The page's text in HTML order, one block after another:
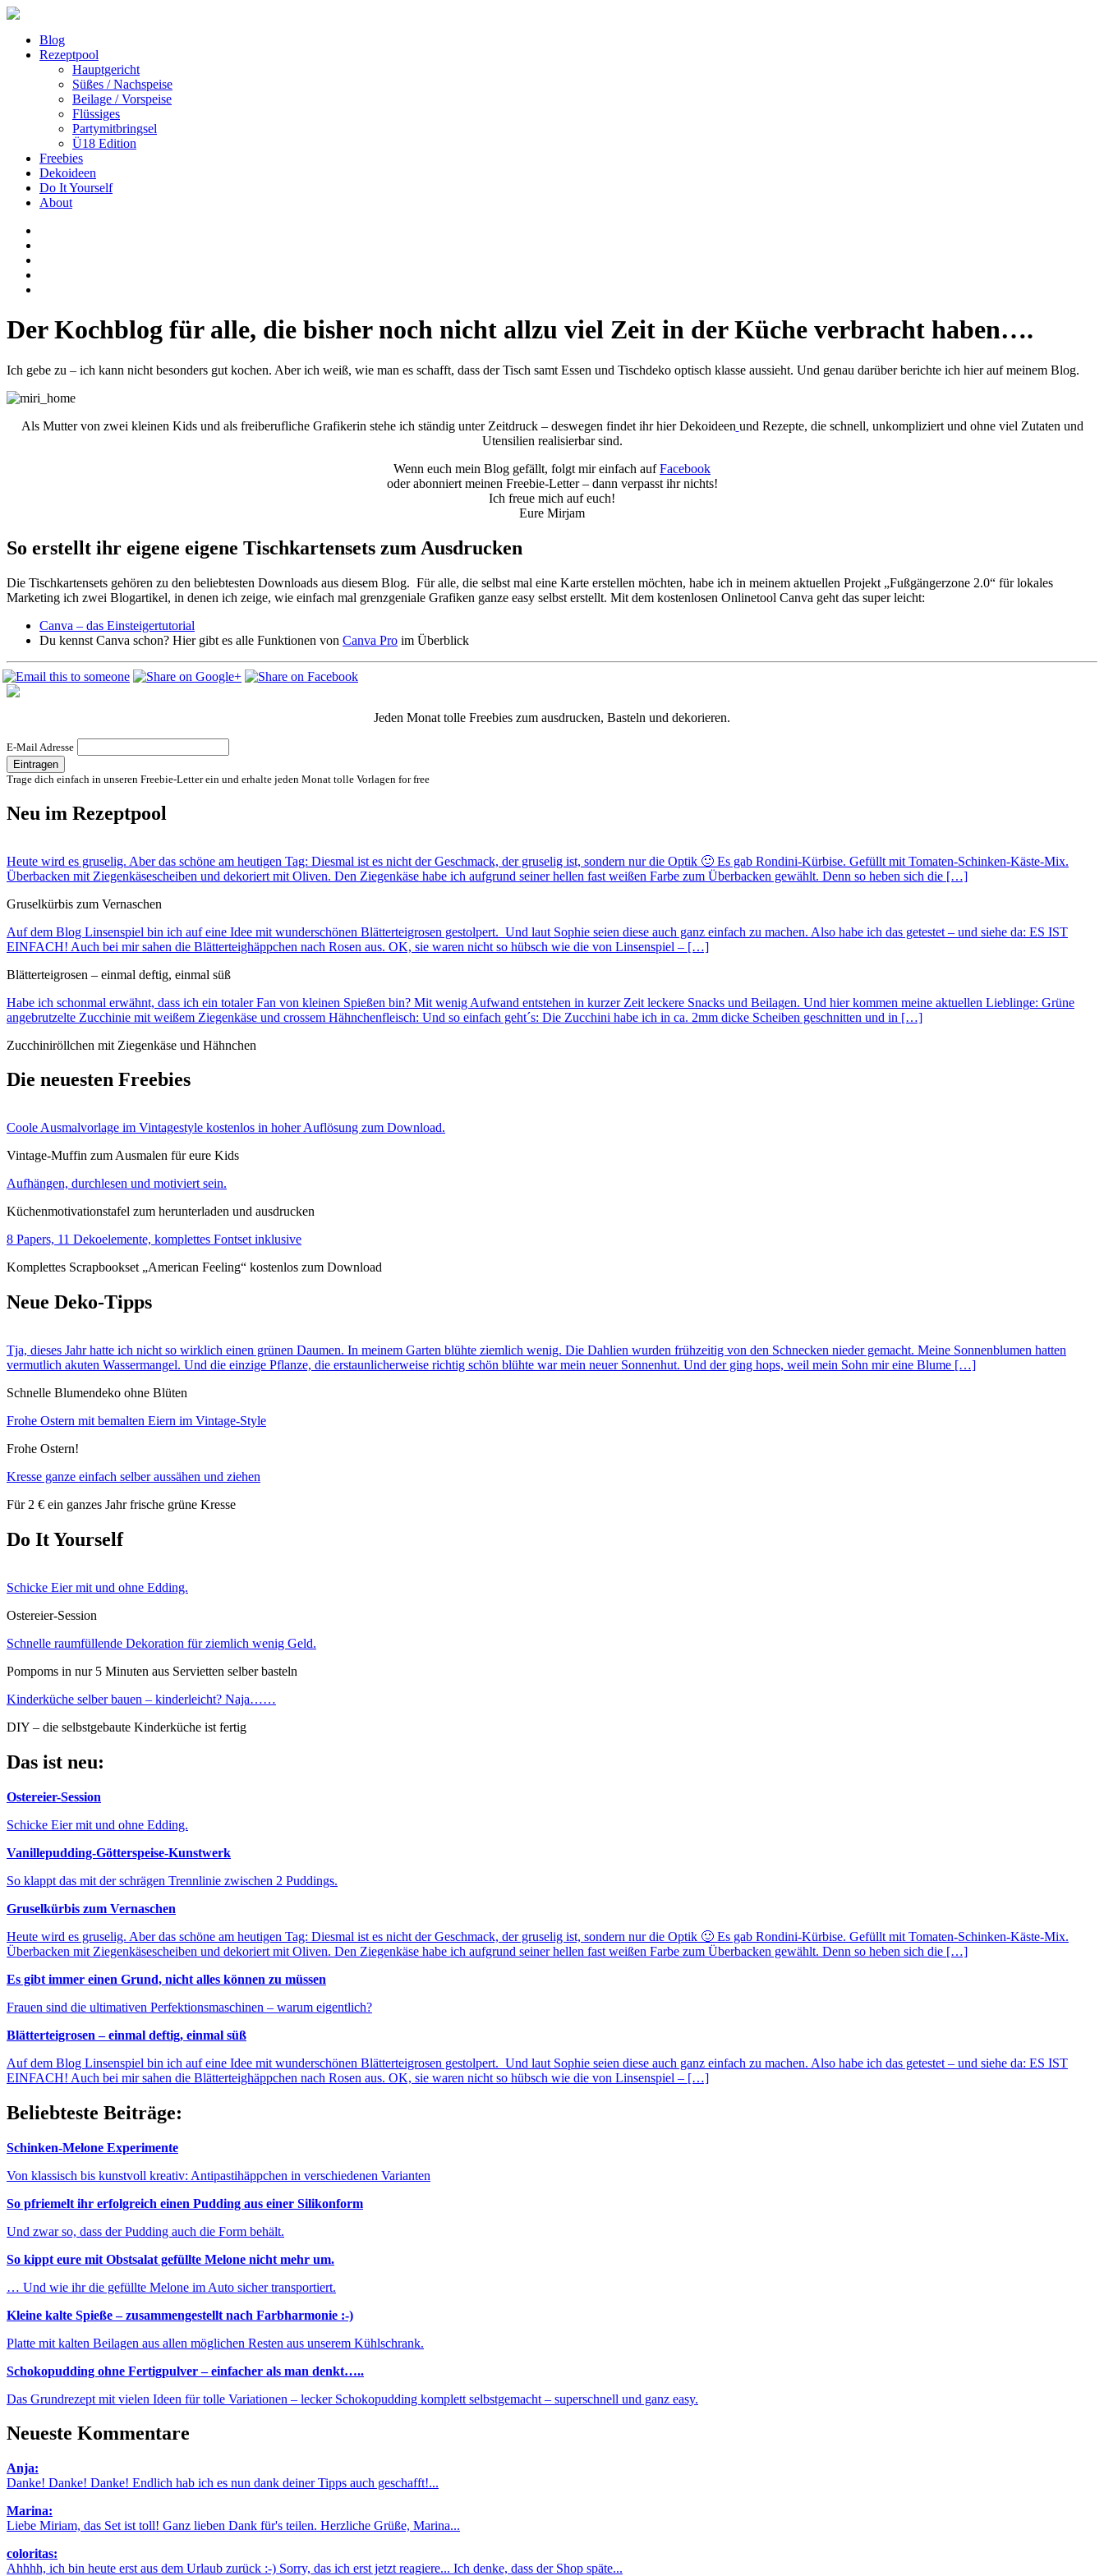
Blog
Rezeptpool
Hauptgericht
Süßes / Nachspeise
Beilage / Vorspeise
Flüssiges
Partymitbringsel
Ü18 Edition
Freebies
Dekoideen
Do It Yourself
About
Der Kochblog für alle, die bisher noch nicht allzu viel Zeit in der Küche verbracht haben….
Ich gebe zu – ich kann nicht besonders gut kochen. Aber ich weiß, wie man es schafft, dass der Tisch samt Essen und Tischdeko optisch klasse aussieht. Und genau darüber berichte ich hier auf meinem Blog.
Als Mutter von zwei kleinen Kids und als freiberufliche Grafikerin stehe ich ständig unter Zeitdruck – deswegen findet ihr hier Dekoideen und Rezepte, die schnell, unkompliziert und ohne viel Zutaten und
Utensilien realisierbar sind.
Wenn euch mein Blog gefällt, folgt mir einfach auf Facebook
oder abonniert meinen Freebie-Letter – dann verpasst ihr nichts!
Ich freue mich auf euch!
Eure Mirjam
So erstellt ihr eigene eigene Tischkartensets zum Ausdrucken
Die Tischkartensets gehören zu den beliebtesten Downloads aus diesem Blog. Für alle, die selbst mal eine Karte erstellen möchten, habe ich in meinem aktuellen Projekt „Fußgängerzone 2.0“ für lokales
Marketing ich zwei Blogartikel, in denen ich zeige, wie einfach mal grenzgeniale Grafiken ganze easy selbst erstellt. Mit dem kostenlosen Onlinetool Canva geht das super leicht:
Canva – das Einsteigertutorial
Du kennst Canva schon? Hier gibt es alle Funktionen von Canva Pro im Überblick
Jeden Monat tolle Freebies zum ausdrucken, Basteln und dekorieren.
E-Mail Adresse
Trage dich einfach in unseren Freebie-Letter ein und erhalte jeden Monat tolle Vorlagen for free
Neu im Rezeptpool
Heute wird es gruselig. Aber das schöne am heutigen Tag: Diesmal ist es nicht der Geschmack, der gruselig ist, sondern nur die Optik 🙂 Es gab Rondini-Kürbise. Gefüllt mit Tomaten-Schinken-Käste-Mix.
Überbacken mit Ziegenkäsescheiben und dekoriert mit Oliven. Den Ziegenkäse habe ich aufgrund seiner hellen fast weißen Farbe zum Überbacken gewählt. Denn so heben sich die […]
Gruselkürbis zum Vernaschen
Auf dem Blog Linsenspiel bin ich auf eine Idee mit wunderschönen Blätterteigrosen gestolpert. Und laut Sophie seien diese auch ganz einfach zu machen. Also habe ich das getestet – und siehe da: ES IST
EINFACH! Auch bei mir sahen die Blätterteighäppchen nach Rosen aus. OK, sie waren nicht so hübsch wie die von Linsenspiel – […]
Blätterteigrosen – einmal deftig, einmal süß
Habe ich schonmal erwähnt, dass ich ein totaler Fan von kleinen Spießen bin? Mit wenig Aufwand entstehen in kurzer Zeit leckere Snacks und Beilagen. Und hier kommen meine aktuellen Lieblinge: Grüne
angebrutzelte Zucchinie mit weißem Ziegenkäse und crossem Hähnchenfleisch: Und so einfach geht´s: Die Zucchini habe ich in ca. 2mm dicke Scheiben geschnitten und in […]
Zucchiniröllchen mit Ziegenkäse und Hähnchen
Die neuesten Freebies
Coole Ausmalvorlage im Vintagestyle kostenlos in hoher Auflösung zum Download.
Vintage-Muffin zum Ausmalen für eure Kids
Aufhängen, durchlesen und motiviert sein.
Küchenmotivationstafel zum herunterladen und ausdrucken
8 Papers, 11 Dekoelemente, komplettes Fontset inklusive
Komplettes Scrapbookset „American Feeling“ kostenlos zum Download
Neue Deko-Tipps
Tja, dieses Jahr hatte ich nicht so wirklich einen grünen Daumen. In meinem Garten blühte ziemlich wenig. Die Dahlien wurden frühzeitig von den Schnecken nieder gemacht. Meine Sonnenblumen hatten
vermutlich akuten Wassermangel. Und die einzige Pflanze, die erstaunlicherweise richtig schön blühte war mein neuer Sonnenhut. Und der ging hops, weil mein Sohn mir eine Blume […]
Schnelle Blumendeko ohne Blüten
Frohe Ostern mit bemalten Eiern im Vintage-Style
Frohe Ostern!
Kresse ganze einfach selber aussähen und ziehen
Für 2 € ein ganzes Jahr frische grüne Kresse
Do It Yourself
Schicke Eier mit und ohne Edding.
Ostereier-Session
Schnelle raumfüllende Dekoration für ziemlich wenig Geld.
Pompoms in nur 5 Minuten aus Servietten selber basteln
Kinderküche selber bauen – kinderleicht? Naja……
DIY – die selbstgebaute Kinderküche ist fertig
Das ist neu:
Ostereier-Session
Schicke Eier mit und ohne Edding.
Vanillepudding-Götterspeise-Kunstwerk
So klappt das mit der schrägen Trennlinie zwischen 2 Puddings.
Gruselkürbis zum Vernaschen
Heute wird es gruselig. Aber das schöne am heutigen Tag: Diesmal ist es nicht der Geschmack, der gruselig ist, sondern nur die Optik 🙂 Es gab Rondini-Kürbise. Gefüllt mit Tomaten-Schinken-Käste-Mix.
Überbacken mit Ziegenkäsescheiben und dekoriert mit Oliven. Den Ziegenkäse habe ich aufgrund seiner hellen fast weißen Farbe zum Überbacken gewählt. Denn so heben sich die […]
Es gibt immer einen Grund, nicht alles können zu müssen
Frauen sind die ultimativen Perfektionsmaschinen – warum eigentlich?
Blätterteigrosen – einmal deftig, einmal süß
Auf dem Blog Linsenspiel bin ich auf eine Idee mit wunderschönen Blätterteigrosen gestolpert. Und laut Sophie seien diese auch ganz einfach zu machen. Also habe ich das getestet – und siehe da: ES IST
EINFACH! Auch bei mir sahen die Blätterteighäppchen nach Rosen aus. OK, sie waren nicht so hübsch wie die von Linsenspiel – […]
Beliebteste Beiträge:
Schinken-Melone Experimente
Von klassisch bis kunstvoll kreativ: Antipastihäppchen in verschiedenen Varianten
So pfriemelt ihr erfolgreich einen Pudding aus einer Silikonform
Und zwar so, dass der Pudding auch die Form behält.
So kippt eure mit Obstsalat gefüllte Melone nicht mehr um.
… Und wie ihr die gefüllte Melone im Auto sicher transportiert.
Kleine kalte Spieße – zusammengestellt nach Farbharmonie :-)
Platte mit kalten Beilagen aus allen möglichen Resten aus unserem Kühlschrank.
Schokopudding ohne Fertigpulver – einfacher als man denkt…..
Das Grundrezept mit vielen Ideen für tolle Variationen – lecker Schokopudding komplett selbstgemacht – superschnell und ganz easy.
Neueste Kommentare
Anja:
Danke! Danke! Danke! Endlich hab ich es nun dank deiner Tipps auch geschafft!...
Marina:
Liebe Miriam, das Set ist toll! Ganz lieben Dank für's teilen. Herzliche Grüße, Marina...
coloritas:
Ahhhh, ich bin heute erst aus dem Urlaub zurück :-) Sorry, das ich erst jetzt reagiere... Ich denke, dass der Shop späte...